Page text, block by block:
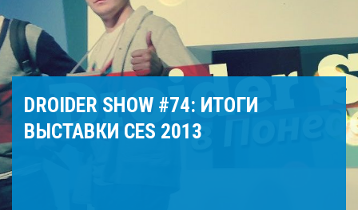
DROIDER SHOW #74: ИТОГИ
ВЫСТАВКИ CES 2013